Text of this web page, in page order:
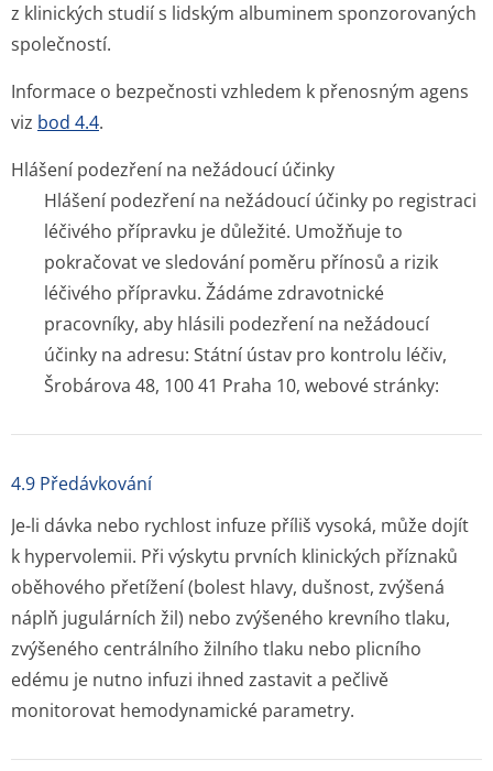
z klinických studií s lidským albuminem sponzorovaných
společností.
Informace o bezpečnosti vzhledem k přenosným agens
viz bod 4.4.
Hlášení podezření na nežádoucí účinky
Hlášení podezření na nežádoucí účinky po registraci
léčivého přípravku je důležité. Umožňuje to
pokračovat ve sledování poměru přínosů a rizik
léčivého přípravku. Žádáme zdravotnické
pracovníky, aby hlásili podezření na nežádoucí
účinky na adresu: Státní ústav pro kontrolu léčiv,
Šrobárova 48, 100 41 Praha 10, webové stránky:
4.9 Předávkování
Je-li dávka nebo rychlost infuze příliš vysoká, může dojít
k hypervolemii. Při výskytu prvních klinických příznaků
oběhového přetížení (bolest hlavy, dušnost, zvýšená
náplň jugulárních žil) nebo zvýšeného krevního tlaku,
zvýšeného centrálního žilního tlaku nebo plicního
edému je nutno infuzi ihned zastavit a pečlivě
monitorovat hemodynamické parametry.